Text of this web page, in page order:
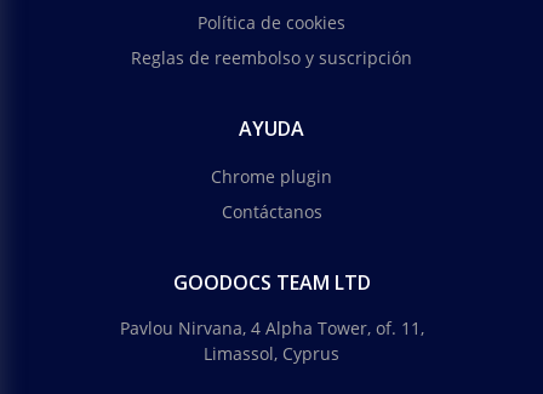
Política de cookies
Reglas de reembolso y suscripción
AYUDA
Chrome plugin
Contáctanos
GOODOCS TEAM LTD
Pavlou Nirvana, 4 Alpha Tower, of. 11,
Limassol, Cyprus